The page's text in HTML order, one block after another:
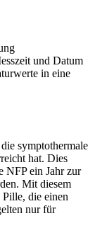
und Datum
in eine
symptothermale
hat. Dies
NFP ein Jahr zur
Mit diesem
die einen
nur für